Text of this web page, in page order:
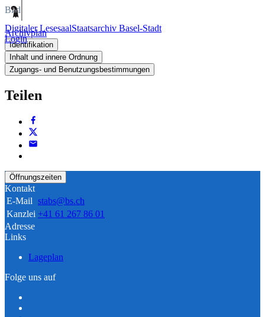
Digitaler LesesaalStaatsarchiv Basel-Stadt
Login
Bild
Archivplan
Identifikation
Inhalt und innere Ordnung
Zugangs- und Benutzungsbestimmungen
Teilen
Öffnungszeiten
Kontakt
E-Mail stabs@bs.ch
Kanzlei +41 61 267 86 01
Adresse
Links
Lageplan
Folge uns auf